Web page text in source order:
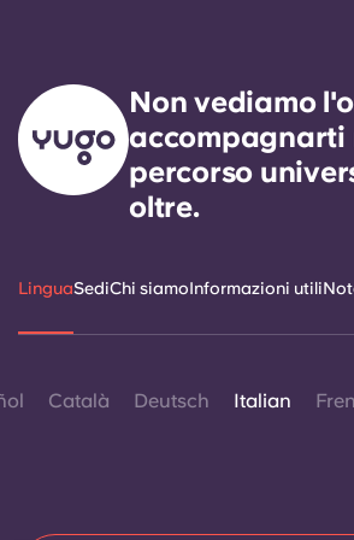
Non vediamo
accompagnarti
percorso
oltre.
LinguaSediChi siamoInformazioni utili
Català Deutsch Italian